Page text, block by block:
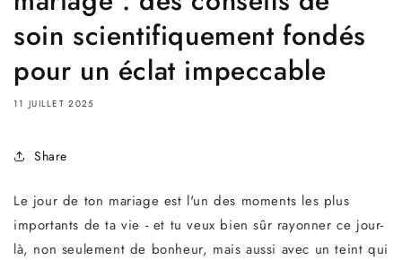
soin scientifiquement fondés
pour un éclat impeccable
11 JUILLET 2025
Share
Le jour de ton mariage est l'un des moments les plus
importants de ta vie - et tu veux bien sûr rayonner ce jour-
là, non seulement de bonheur, mais aussi avec un teint qui